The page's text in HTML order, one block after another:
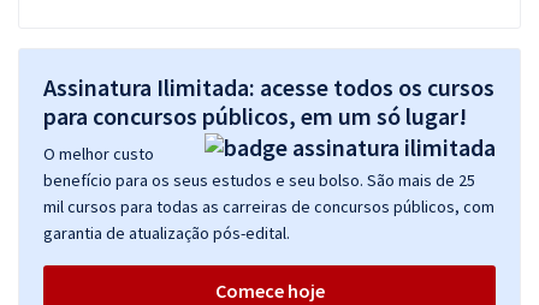
Assinatura Ilimitada: acesse todos os cursos
para concursos públicos, em um só lugar!
O melhor custo
benefício para os seus estudos e seu bolso. São mais de 25
mil cursos para todas as carreiras de concursos públicos, com
garantia de atualização pós-edital.
Comece hoje